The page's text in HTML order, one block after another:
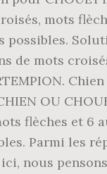
mots
possibles.
de mots
OU
flèches et 6
Parmi les
nous